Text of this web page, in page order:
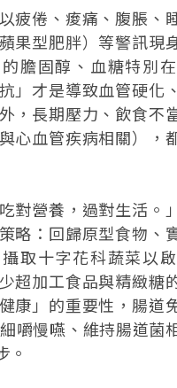
疲倦、痠痛、腹脹、
果型肥胖）等警訊現
膽固醇、血糖特別
」才是導致血管硬化
，長期壓力、飲食不
心血管疾病相關），
對營養，過對生活。
略：回歸原型食物、
取十字花科蔬菜以
超加工食品與精緻糖
康」的重要性，腸道
嚼慢嚥、維持腸道菌
。